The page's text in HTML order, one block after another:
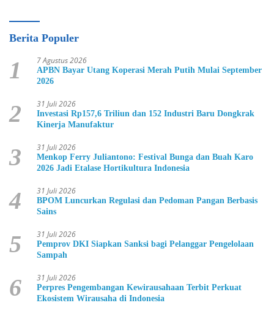
Berita Populer
1 7 Agustus 2026
APBN Bayar Utang Koperasi Merah Putih Mulai September
2026
2 31 Juli 2026
Investasi Rp157,6 Triliun dan 152 Industri Baru Dongkrak
Kinerja Manufaktur
3 31 Juli 2026
Menkop Ferry Juliantono: Festival Bunga dan Buah Karo
2026 Jadi Etalase Hortikultura Indonesia
4 31 Juli 2026
BPOM Luncurkan Regulasi dan Pedoman Pangan Berbasis
Sains
5 31 Juli 2026
Pemprov DKI Siapkan Sanksi bagi Pelanggar Pengelolaan
Sampah
6 31 Juli 2026
Perpres Pengembangan Kewirausahaan Terbit Perkuat
Ekosistem Wirausaha di Indonesia